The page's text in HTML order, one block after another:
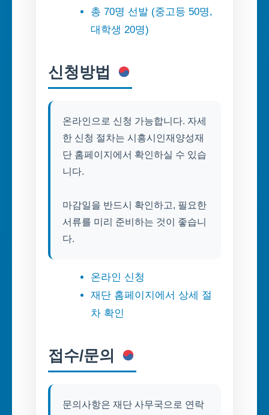
총 70명 선발 (중고등 50명,
대학생 20명)
신청방법
온라인으로 신청 가능합니다. 자세
한 신청 절차는 시흥시인재양성재
단 홈페이지에서 확인하실 수 있습
니다.
마감일을 반드시 확인하고, 필요한
서류를 미리 준비하는 것이 좋습니
다.
온라인 신청
재단 홈페이지에서 상세 절
차 확인
접수/문의
문의사항은 재단 사무국으로 연락